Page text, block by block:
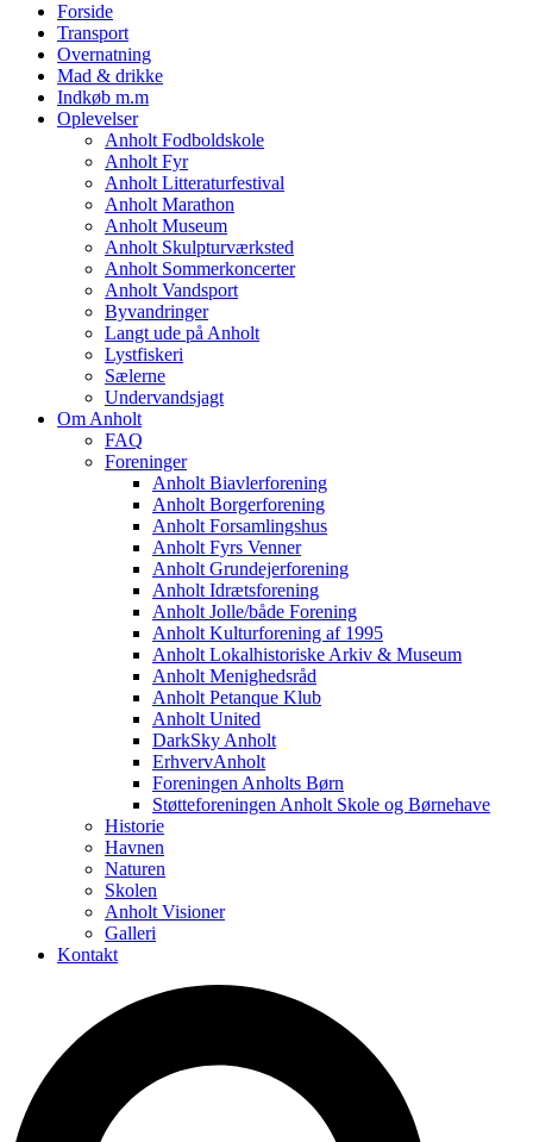
Forside
Transport
Overnatning
Mad & drikke
Indkøb m.m
Oplevelser
Anholt Fodboldskole
Anholt Fyr
Anholt Litteraturfestival
Anholt Marathon
Anholt Museum
Anholt Skulpturværksted
Anholt Sommerkoncerter
Anholt Vandsport
Byvandringer
Langt ude på Anholt
Lystfiskeri
Sælerne
Undervandsjagt
Om Anholt
FAQ
Foreninger
Anholt Biavlerforening
Anholt Borgerforening
Anholt Forsamlingshus
Anholt Fyrs Venner
Anholt Grundejerforening
Anholt Idrætsforening
Anholt Jolle/både Forening
Anholt Kulturforening af 1995
Anholt Lokalhistoriske Arkiv & Museum
Anholt Menighedsråd
Anholt Petanque Klub
Anholt United
DarkSky Anholt
ErhvervAnholt
Foreningen Anholts Børn
Støtteforeningen Anholt Skole og Børnehave
Historie
Havnen
Naturen
Skolen
Anholt Visioner
Galleri
Kontakt